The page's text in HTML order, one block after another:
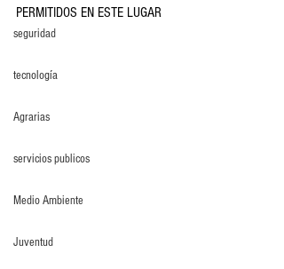
seguridad
tecnología
Agrarias
servicios publicos
Medio Ambiente
Juventud
PERMITIDOS EN ESTE LUGAR